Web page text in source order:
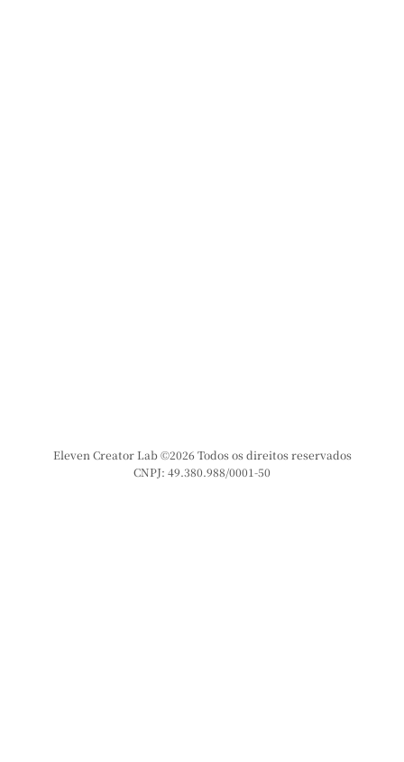
Eleven Creator Lab ©2026 Todos os direitos reservados
CNPJ: 49.380.988/0001-50